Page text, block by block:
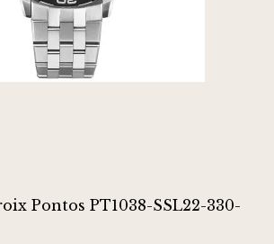
Pontos PT1038-SSL22-330-